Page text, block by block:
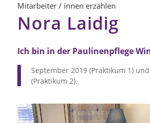
Mitarbeiter / innen erzählen
Nora Laidig
Ich bin in der Paulinenpflege
September 2019 (Praktikum 1)
(Praktikum 2).